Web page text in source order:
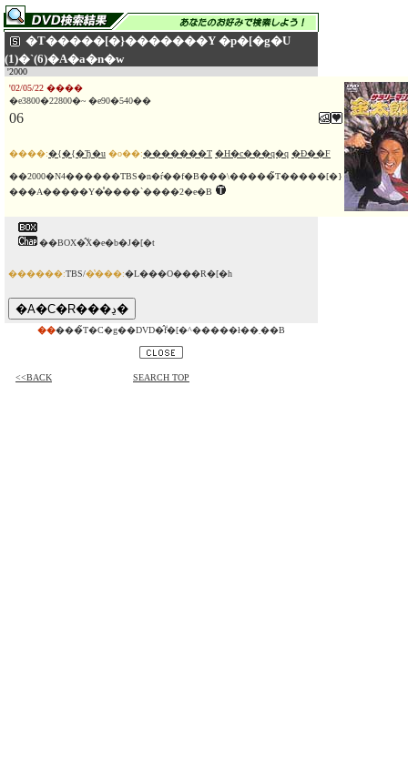
�T�����[�}�������Y �p�[�g�U
(1)�`(6)�A�a�n�w
'2000
'02/05/22 ����
�e3800�22800�~ �e90�540��
06
����:�{�{�Ђ�u �o��:�������T �H�c���q�q �Ð��F
��2000�N4������TBS�n�ŕ��f�B���\�����̃T�����[�}
���A�����Y�̊����`����2�e�B
��BOX�̂݃X�e�b�J�[�t
������:TBS/�̔���:�L���O���R�[�h
�� ���̃T�C�g��DVD�̂݃f�[�^�����ł��܂��B
<<BACK SEARCH TOP